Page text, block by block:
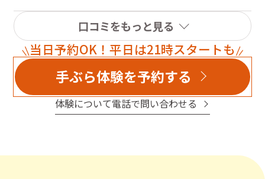
すると毎日前向きで過ごせますよぉ〜オススメです♪
口コミをもっと見る
当日予約OK！平日は21時スタートも
手ぶら体験を予約する
体験について電話で問い合わせる